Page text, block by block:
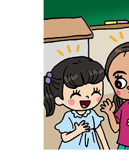
過去問題集
大学・短大以外の資料から
専門学校の資料請求
留学・進学関連、塾・予備校
大学入学共通テスト「受験上の
配慮案内」の請求